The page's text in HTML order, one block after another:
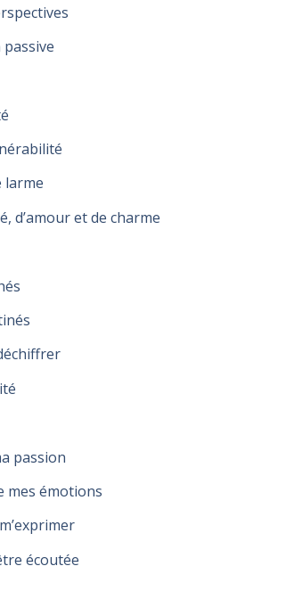
larme
d’amour et de charme
passion
mes émotions
écoutée